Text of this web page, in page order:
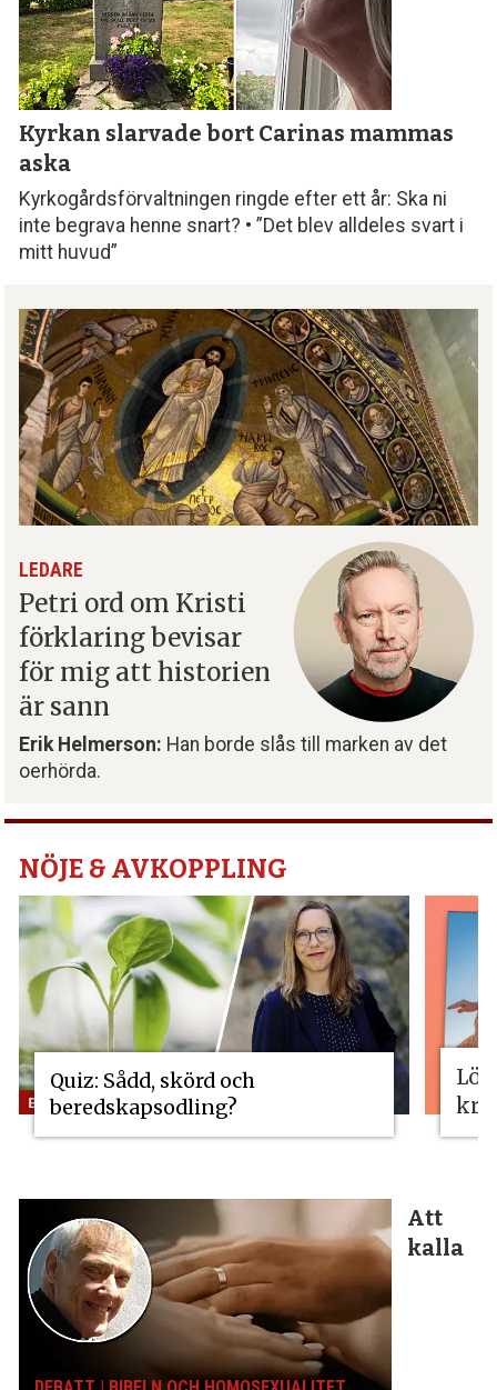
Kyrkan slarvade bort Carinas mammas
aska
Kyrkogårdsförvaltningen ringde efter ett år: Ska ni
inte begrava henne snart? • ”Det blev alldeles svart i
mitt huvud”
LEDARE
Petri ord om Kristi
förklaring bevisar
för mig att historien
är sann
Erik Helmerson: Han borde slås till marken av det
oerhörda.
NÖJE & AVKOPPLING
Quiz: Sådd, skörd och
beredskapsodling?
Att
kalla